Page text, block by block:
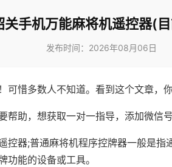
关手机万能麻将机遥控器(
发布时间：2026年08月06日
可惜多数人不知道。看到这个文章，
帮助，想获取一对一指导，添加微信
控器;普通麻将机程序控牌器一般是指
功能的设备或工具。